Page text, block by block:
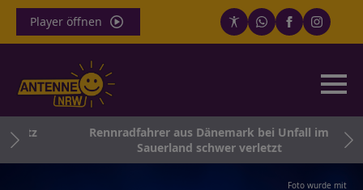
Player öffnen
Rennradfahrer aus Dänemark bei Unfall im
Sauerland schwer verletzt
Foto wurde mit